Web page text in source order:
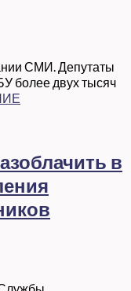
СМИ. Депутаты
более двух тысяч
в